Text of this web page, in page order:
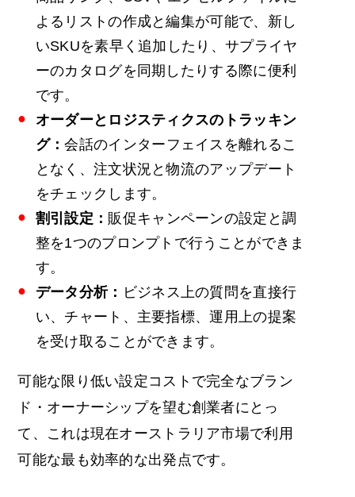
よるリストの作成と編集が可能で、新し
いSKUを素早く追加したり、サプライヤ
ーのカタログを同期したりする際に便利
です。
オーダーとロジスティクスのトラッキン
グ：会話のインターフェイスを離れるこ
となく、注文状況と物流のアップデート
をチェックします。
割引設定： 販促キャンペーンの設定と調
整を1つのプロンプトで行うことができま
す。
データ分析： ビジネス上の質問を直接行
い、チャート、主要指標、運用上の提案
を受け取ることができます。
可能な限り低い設定コストで完全なブラン
ド・オーナーシップを望む創業者にとっ
て、これは現在オーストラリア市場で利用
可能な最も効率的な出発点です。